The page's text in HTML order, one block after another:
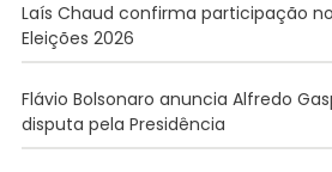
Laís Chaud confirma participação
Eleições 2026
Flávio Bolsonaro anuncia Alfredo
disputa pela Presidência